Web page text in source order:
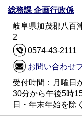
総務課 企画行政係
岐阜県加茂郡八百
2
0574-43-2111
お問い合わせ
受付時間：月曜日
30分から午後5時
日・年末年始を除